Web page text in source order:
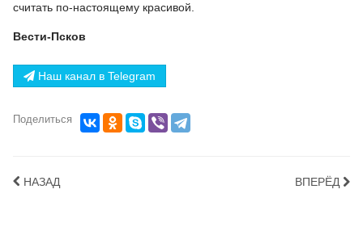
считать по-настоящему красивой.
Вести-Псков
Наш канал в Telegram
Поделиться
НАЗАД ВПЕРЁД